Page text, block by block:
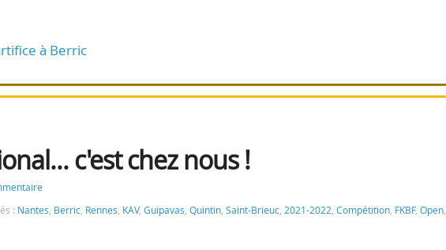
à Berric
c'est chez nous !
: Nantes, Berric, Rennes, KAV, Guipavas, Quintin, Saint-Brieuc, 2021-2022, Compétition, FKBF, Open,